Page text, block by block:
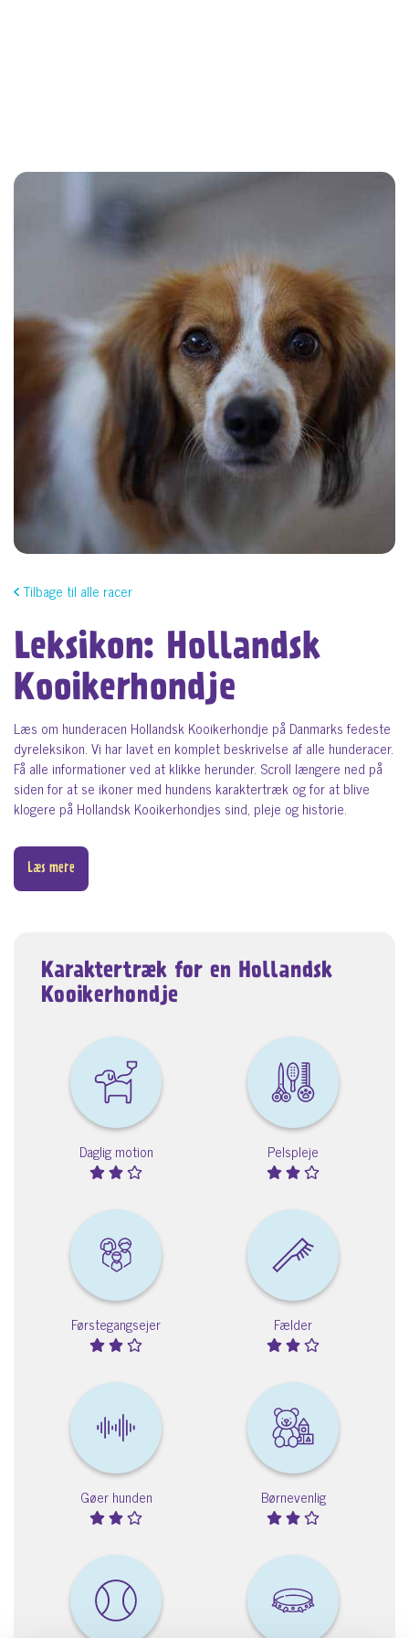
Tilbage til alle racer
Leksikon: Hollandsk
Kooikerhondje
Læs om hunderacen Hollandsk Kooikerhondje på Danmarks fedeste
dyreleksikon. Vi har lavet en komplet beskrivelse af alle hunderacer.
Få alle informationer ved at klikke herunder. Scroll længere ned på
siden for at se ikoner med hundens karaktertræk og for at blive
klogere på Hollandsk Kooikerhondjes sind, pleje og historie.
Læs mere
Karaktertræk for en Hollandsk
Kooikerhondje
Daglig motion Pelspleje
Førstegangsejer Fælder
Gøer hunden Børnevenlig